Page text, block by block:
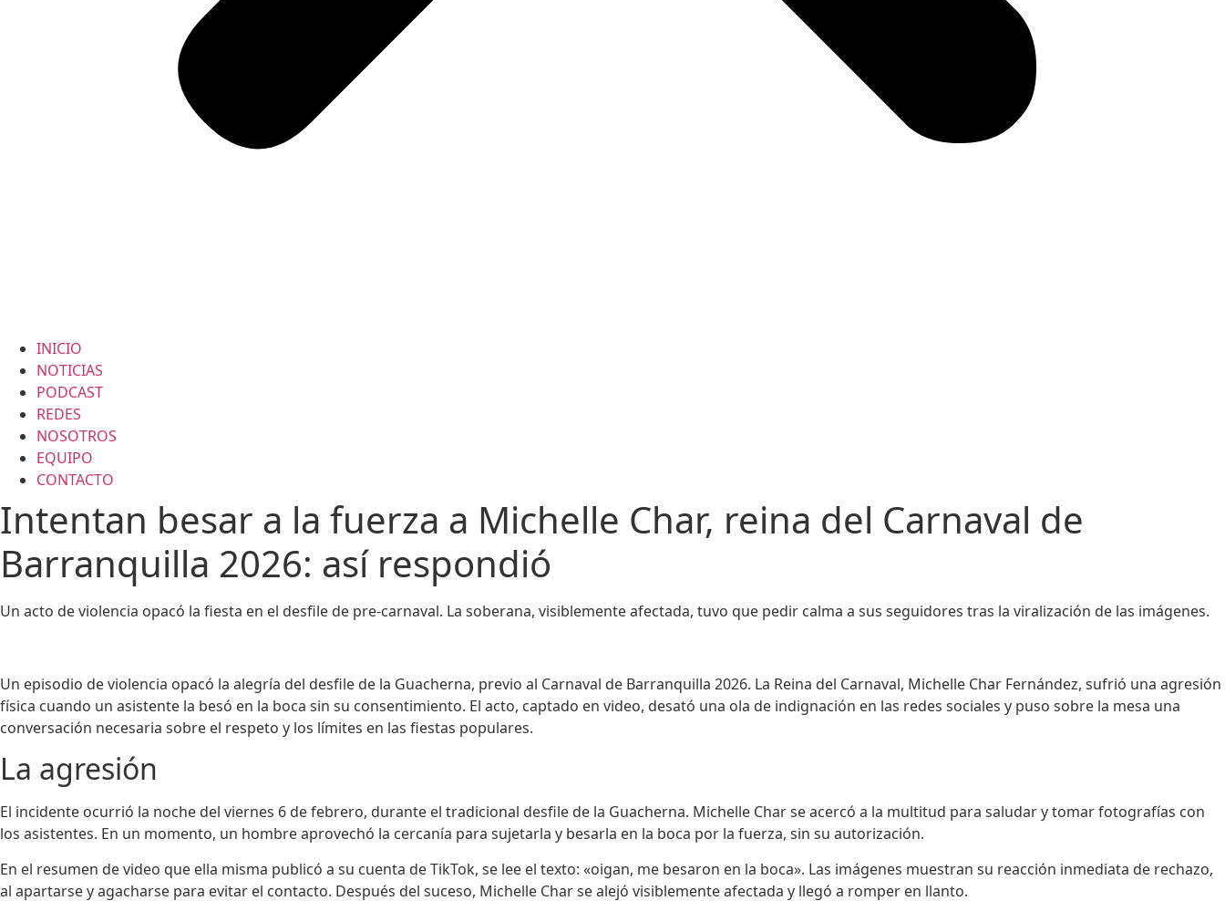
INICIO
NOTICIAS
PODCAST
REDES
NOSOTROS
EQUIPO
CONTACTO
Intentan besar a la fuerza a Michelle Char, reina del Carnaval de
Barranquilla 2026: así respondió
Un acto de violencia opacó la fiesta en el desfile de pre-carnaval. La soberana, visiblemente afectada, tuvo que pedir calma a sus seguidores tras la viralización de las imágenes.
Un episodio de violencia opacó la alegría del desfile de la Guacherna, previo al Carnaval de Barranquilla 2026. La Reina del Carnaval, Michelle Char Fernández, sufrió una agresión
física cuando un asistente la besó en la boca sin su consentimiento. El acto, captado en video, desató una ola de indignación en las redes sociales y puso sobre la mesa una
conversación necesaria sobre el respeto y los límites en las fiestas populares.
La agresión
El incidente ocurrió la noche del viernes 6 de febrero, durante el tradicional desfile de la Guacherna. Michelle Char se acercó a la multitud para saludar y tomar fotografías con
los asistentes. En un momento, un hombre aprovechó la cercanía para sujetarla y besarla en la boca por la fuerza, sin su autorización.
En el resumen de video que ella misma publicó a su cuenta de TikTok, se lee el texto: «oigan, me besaron en la boca». Las imágenes muestran su reacción inmediata de rechazo,
al apartarse y agacharse para evitar el contacto. Después del suceso, Michelle Char se alejó visiblemente afectada y llegó a romper en llanto.